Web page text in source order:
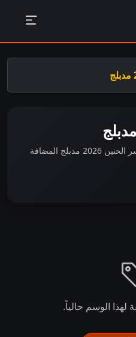
استكشف جميع حلقات وافلام سر الحنين 2026 مدبلج المضافة
لهذا الوسم حالياً.